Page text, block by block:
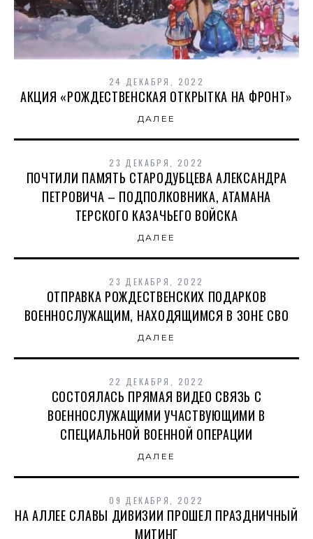
24 ДЕКАБРЯ, 2022
АКЦИЯ «РОЖДЕСТВЕНСКАЯ ОТКРЫТКА НА ФРОНТ»
ДАЛЕЕ
23 ДЕКАБРЯ, 2022
ПОЧТИЛИ ПАМЯТЬ СТАРОДУБЦЕВА АЛЕКСАНДРА
ПЕТРОВИЧА – ПОДПОЛКОВНИКА, АТАМАНА
ТЕРСКОГО КАЗАЧЬЕГО ВОЙСКА
ДАЛЕЕ
23 ДЕКАБРЯ, 2022
ОТПРАВКА РОЖДЕСТВЕНСКИХ ПОДАРКОВ
ВОЕННОСЛУЖАЩИМ, НАХОДЯЩИМСЯ В ЗОНЕ СВО
ДАЛЕЕ
22 ДЕКАБРЯ, 2022
СОСТОЯЛАСЬ ПРЯМАЯ ВИДЕО СВЯЗЬ С
ВОЕННОСЛУЖАЩИМИ УЧАСТВУЮЩИМИ В
СПЕЦИАЛЬНОЙ ВОЕННОЙ ОПЕРАЦИИ
ДАЛЕЕ
09 ДЕКАБРЯ, 2022
НА АЛЛЕЕ СЛАВЫ ДИВИЗИИ ПРОШЕЛ ПРАЗДНИЧНЫЙ
МИТИНГ